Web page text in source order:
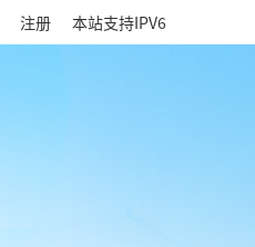
注册 本站支持IPV6